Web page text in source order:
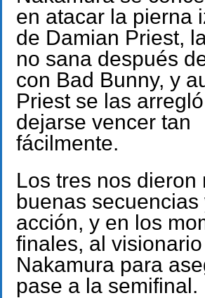
en atacar la pierna
de Damian Priest,
no sana después
con Bad Bunny, y
Priest se las
dejarse vencer tan
fácilmente.
Los tres nos dieron
buenas secuencias
acción, y en los
finales, al
Nakamura para
pase a la semifinal.